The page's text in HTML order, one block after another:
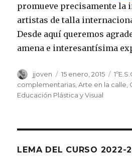
promueve precisamente la
artistas de talla
Desde aquí queremos
amena e interesantísima
Autor
jjoven
Publicado
el
15 enero, 2015
complementarias ,Arte en la calle
Educación Plástica y Visual
LEMA DEL CURSO 2022-